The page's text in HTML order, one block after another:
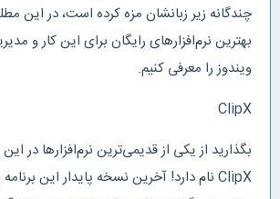
چندگانه زیر زبانشان مزه کرده است، در این
بهترین نرم‌افزارهای رایگان برای این کار و
ویندوز را معرفی کنیم.
ClipX
بگذارید از یکی از قدیمی‌ترین نرم‌افزارها در این